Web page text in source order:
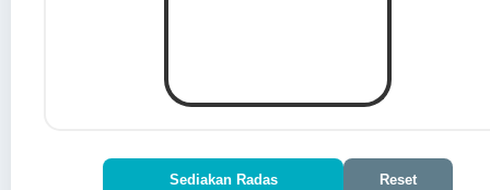
Sediakan Radas Reset